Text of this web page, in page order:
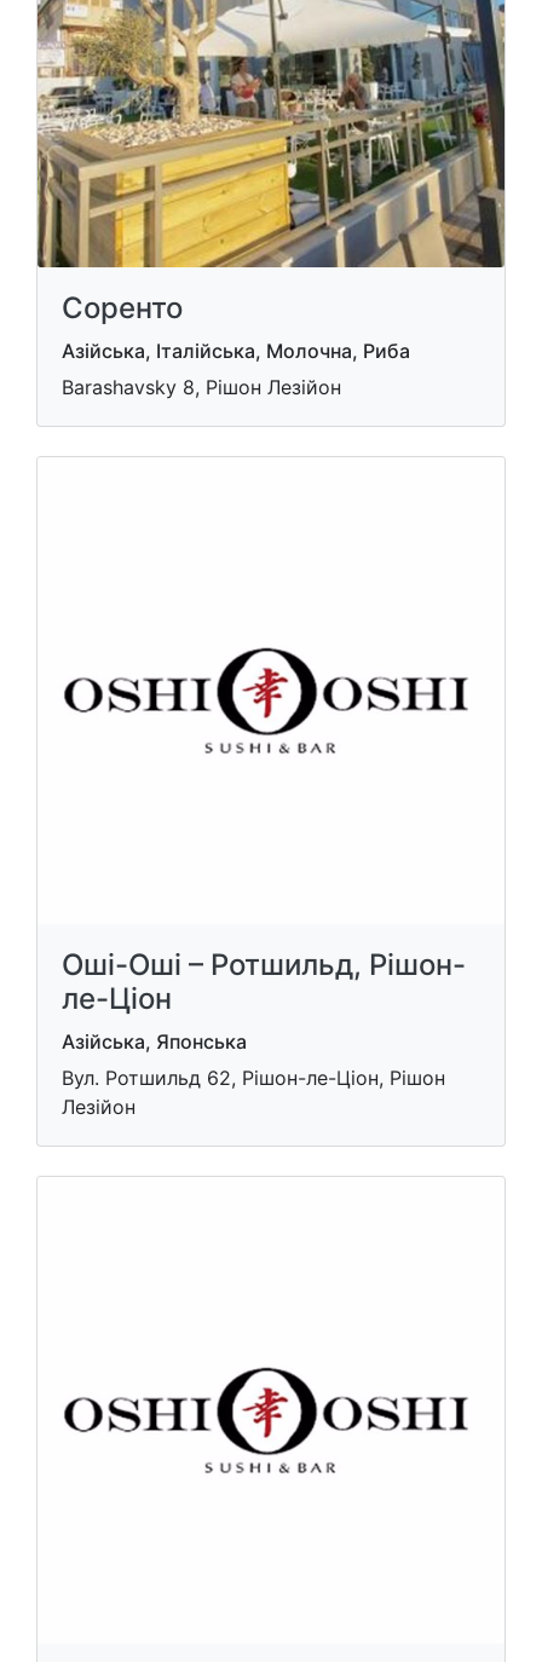
Соренто
Азійська, Італійська, Молочна, Риба
Barashavsky 8, Рішон Лезійон
Оші-Оші – Ротшильд, Рішон-
ле-Ціон
Азійська, Японська
Вул. Ротшильд 62, Рішон-ле-Ціон, Рішон
Лезійон